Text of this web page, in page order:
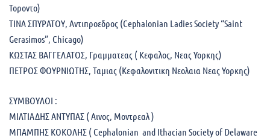
Τοροντο)
ΤΙΝΑ ΣΠΥΡΑΤΟΥ, Αντιπροεδρος (Cephalonian Ladies Society “Saint
Gerasimos”, Chicago)
ΚΩΣΤΑΣ ΒΑΓΓΕΛΑΤΟΣ, Γραμματεας ( Κεφαλος, Νεας Υορκης)
ΠΕΤΡΟΣ ΦΟΥΡΝΙΩΤΗΣ, Ταμιας (Κεφαλονιτικη Νεολαια Νεας Υορκης)
ΣΥΜΒΟΥΛΟΙ :
ΜΙΛΤΙΑΔΗΣ ΑΝΤΥΠΑΣ ( Αινος, Μοντρεαλ )
ΜΠΑΜΠΗΣ ΚΟΚΟΛΗΣ ( Cephalonian and Ithacian Society of Delaware